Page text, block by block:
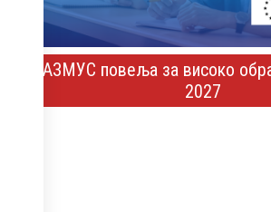
ЕРАЗМУС повеља за високо
2027